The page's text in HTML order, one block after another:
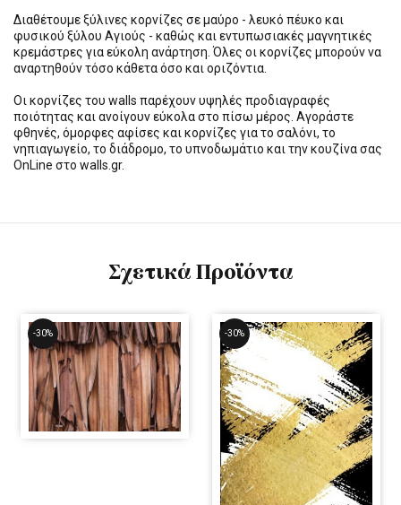
Διαθέτουμε ξύλινες κορνίζες σε μαύρο - λευκό πέυκο και
φυσικού ξύλου Αγιούς - καθώς και εντυπωσιακές μαγνητικές
κρεμάστρες για εύκολη ανάρτηση. Όλες οι κορνίζες μπορούν να
αναρτηθούν τόσο κάθετα όσο και οριζόντια.
Οι κορνίζες του walls παρέχουν υψηλές προδιαγραφές
ποιότητας και ανοίγουν εύκολα στο πίσω μέρος. Αγοράστε
φθηνές, όμορφες αφίσες και κορνίζες για το σαλόνι, το
νηπιαγωγείο, το διάδρομο, το υπνοδωμάτιο και την κουζίνα σας
OnLine στο walls.gr.
Σχετικά Προϊόντα
-30% -30%